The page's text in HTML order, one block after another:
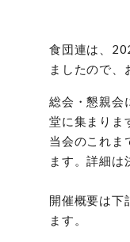
食団連は、
ましたので、
総会・懇親会
堂に集まりま
当会のこれま
ます。詳細は
開催概要は下
ます。